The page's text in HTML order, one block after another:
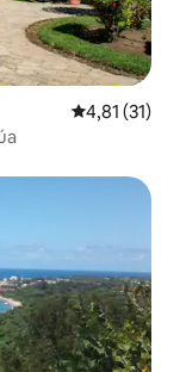
Průměrné
4,81 (31)